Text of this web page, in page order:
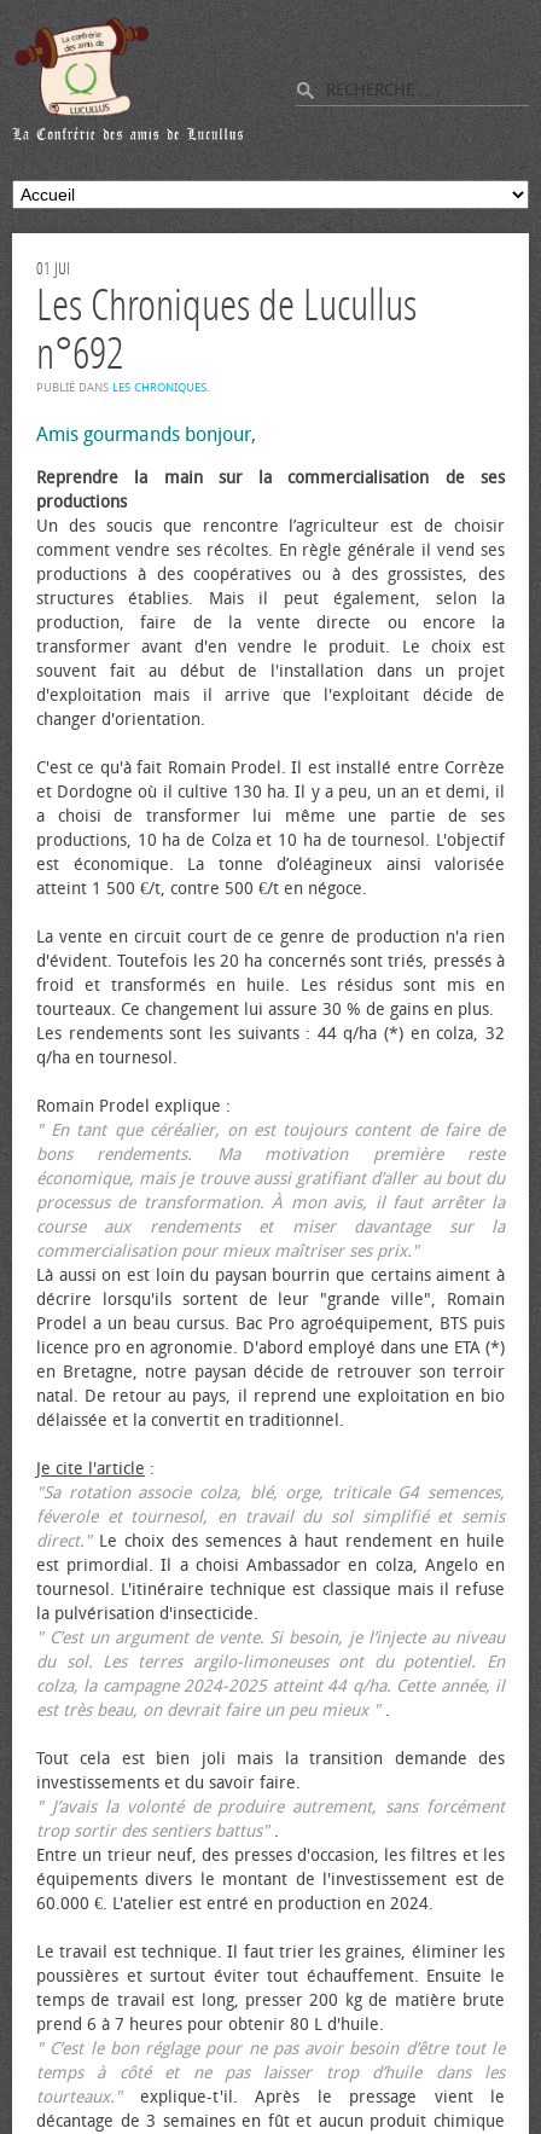
01 JUI
Les Chroniques de Lucullus
n°692
PUBLIÉ DANS LES CHRONIQUES.
Amis gourmands bonjour,
Reprendre la main sur la commercialisation de ses
productions
Un des soucis que rencontre l’agriculteur est de choisir
comment vendre ses récoltes. En règle générale il vend ses
productions à des coopératives ou à des grossistes, des
structures établies. Mais il peut également, selon la
production, faire de la vente directe ou encore la
transformer avant d'en vendre le produit. Le choix est
souvent fait au début de l'installation dans un projet
d'exploitation mais il arrive que l'exploitant décide de
changer d'orientation.
C'est ce qu'à fait Romain Prodel. Il est installé entre Corrèze
et Dordogne où il cultive 130 ha. Il y a peu, un an et demi, il
a choisi de transformer lui même une partie de ses
productions, 10 ha de Colza et 10 ha de tournesol. L'objectif
est économique. La tonne d’oléagineux ainsi valorisée
atteint 1 500 €/t, contre 500 €/t en négoce.
La vente en circuit court de ce genre de production n'a rien
d'évident. Toutefois les 20 ha concernés sont triés, pressés à
froid et transformés en huile. Les résidus sont mis en
tourteaux. Ce changement lui assure 30 % de gains en plus.
Les rendements sont les suivants : 44 q/ha (*) en colza, 32
q/ha en tournesol.
Romain Prodel explique :
" En tant que céréalier, on est toujours content de faire de
bons rendements. Ma motivation première reste
économique, mais je trouve aussi gratifiant d’aller au bout du
processus de transformation. À mon avis, il faut arrêter la
course aux rendements et miser davantage sur la
commercialisation pour mieux maîtriser ses prix."
Là aussi on est loin du paysan bourrin que certains aiment à
décrire lorsqu'ils sortent de leur "grande ville", Romain
Prodel a un beau cursus. Bac Pro agroéquipement, BTS puis
licence pro en agronomie. D'abord employé dans une ETA (*)
en Bretagne, notre paysan décide de retrouver son terroir
natal. De retour au pays, il reprend une exploitation en bio
délaissée et la convertit en traditionnel.
Je cite l'article :
"Sa rotation associe colza, blé, orge, triticale G4 semences,
féverole et tournesol, en travail du sol simplifié et semis
direct."Le choix des semences à haut rendement en huile
est primordial. Il a choisi Ambassador en colza, Angelo en
tournesol. L'itinéraire technique est classique mais il refuse
la pulvérisation d'insecticide.
" C’est un argument de vente. Si besoin, je l’injecte au niveau
du sol. Les terres argilo-limoneuses ont du potentiel. En
colza, la campagne 2024-2025 atteint 44 q/ha. Cette année, il
est très beau, on devrait faire un peu mieux ".
Tout cela est bien joli mais la transition demande des
investissements et du savoir faire.
" J’avais la volonté de produire autrement, sans forcément
trop sortir des sentiers battus".
Entre un trieur neuf, des presses d'occasion, les filtres et les
équipements divers le montant de l'investissement est de
60.000 €. L'atelier est entré en production en 2024.
Le travail est technique. Il faut trier les graines, éliminer les
poussières et surtout éviter tout échauffement. Ensuite le
temps de travail est long, presser 200 kg de matière brute
prend 6 à 7 heures pour obtenir 80 L d'huile.
" C’est le bon réglage pour ne pas avoir besoin d’être tout le
temps à côté et ne pas laisser trop d’huile dans les
tourteaux."explique-t'il. Après le pressage vient le
décantage de 3 semaines en fût et aucun produit chimique